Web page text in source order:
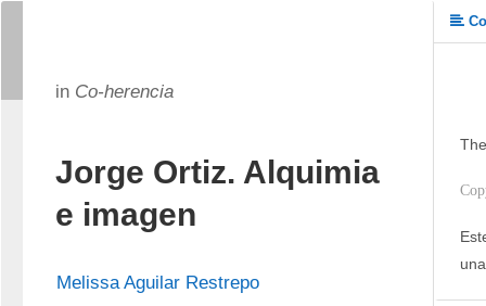
in Co-herencia
Jorge Ortiz. Alquimia
e imagen
Melissa Aguilar Restrepo